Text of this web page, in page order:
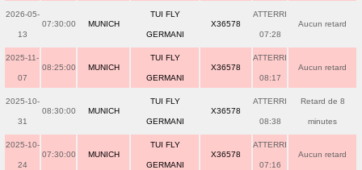
2026-05-
13
07:30:00 MUNICH
TUI FLY
GERMANI
X36578
ATTERRI
07:28
Aucun retard
2025-11-
07
08:25:00 MUNICH
TUI FLY
GERMANI
X36578
ATTERRI
08:17
Aucun retard
2025-10-
31
08:30:00 MUNICH
TUI FLY
GERMANI
X36578
ATTERRI
08:38
Retard de 8
minutes
2025-10-
24
07:30:00 MUNICH
TUI FLY
GERMANI
X36578
ATTERRI
07:16
Aucun retard